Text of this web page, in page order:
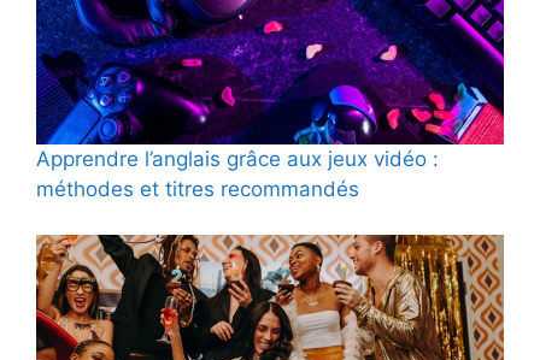
Apprendre l’anglais grâce aux jeux vidéo :
méthodes et titres recommandés